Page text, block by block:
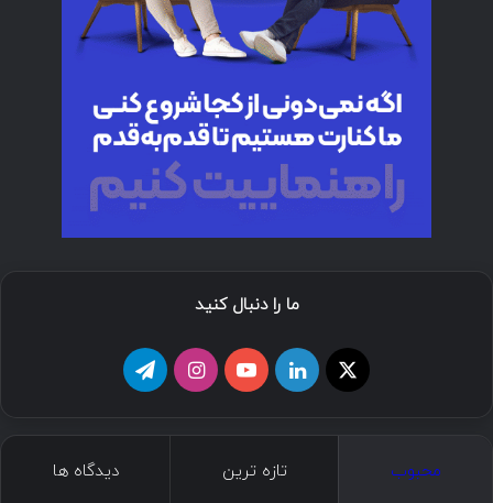
ما را دنبال کنید
محبوب تازه ترین دیدگاه ها